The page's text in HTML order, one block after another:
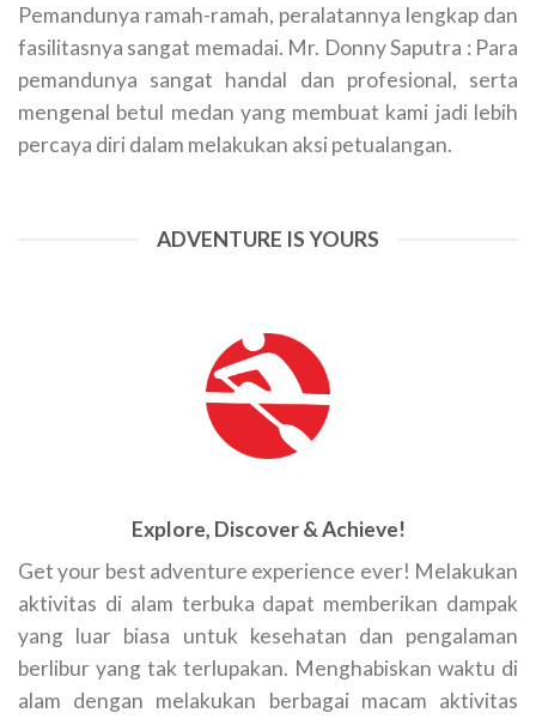
Pemandunya ramah-ramah, peralatannya lengkap dan
fasilitasnya sangat memadai. Mr. Donny Saputra : Para
pemandunya sangat handal dan profesional, serta
mengenal betul medan yang membuat kami jadi lebih
percaya diri dalam melakukan aksi petualangan.
ADVENTURE IS YOURS
Explore, Discover & Achieve!
Get your best adventure experience ever! Melakukan
aktivitas di alam terbuka dapat memberikan dampak
yang luar biasa untuk kesehatan dan pengalaman
berlibur yang tak terlupakan. Menghabiskan waktu di
alam dengan melakukan berbagai macam aktivitas